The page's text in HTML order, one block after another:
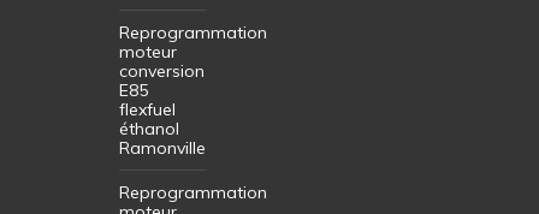
Reprogrammation
moteur
conversion
E85
flexfuel
éthanol
Ramonville
Reprogrammation